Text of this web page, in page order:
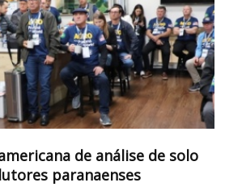
de análise de solo
paranaenses